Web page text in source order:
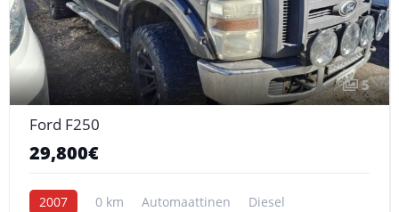
5
Ford F250
29,800€
2007 0 km Automaattinen Diesel